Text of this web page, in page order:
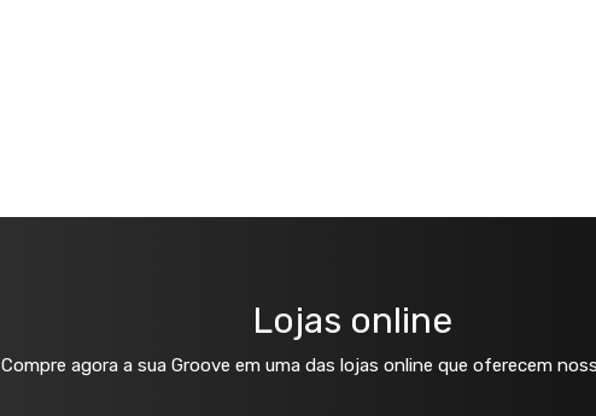
Lojas online
Compre agora a sua Groove em uma das lojas online que oferecem